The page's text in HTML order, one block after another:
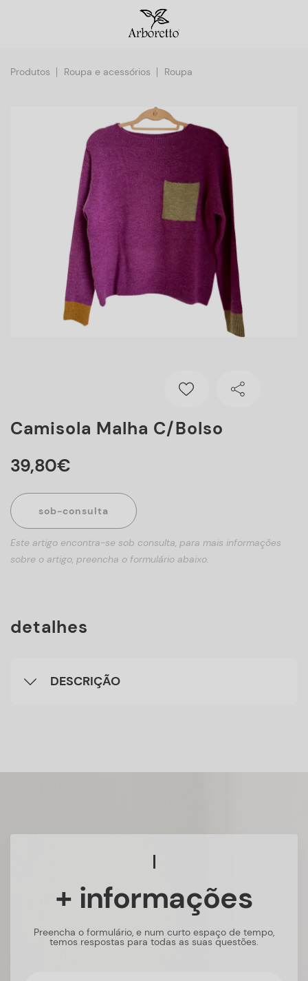
Produtos Roupa e acessórios Roupa
Camisola Malha C/bolso
39,80€
sob-consulta
Este artigo encontra-se sob consulta, para mais informações
sobre o artigo, preencha o formulário abaixo.
detalhes
DESCRIÇÃO
+ informações
Preencha o formulário, e num curto espaço de tempo,
temos respostas para todas as suas questões.